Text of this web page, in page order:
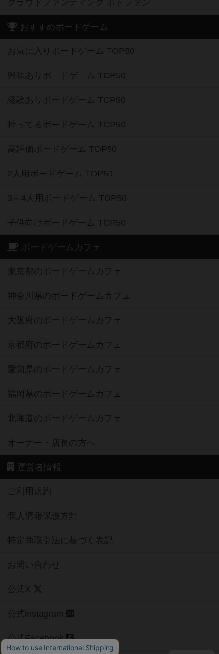
クラウドファンディング ボドファン
おすすめボードゲーム
お気に入りボードゲーム TOP50
興味ありボードゲーム TOP50
経験ありボードゲーム TOP50
持ってるボードゲーム TOP50
高評価ボードゲーム TOP50
2人用ボードゲーム TOP50
3～4人用ボードゲーム TOP50
子供向けボードゲーム TOP50
ボードゲームカフェ
東京都のボードゲームカフェ
神奈川県のボードゲームカフェ
大阪府のボードゲームカフェ
京都府のボードゲームカフェ
愛知県のボードゲームカフェ
福岡県のボードゲームカフェ
北海道のボードゲームカフェ
オーナー・店長の方へ
運営者情報
ご利用規約
個人情報保護方針
特定商取引法に基づく表記
お問い合わせ
公式X
公式instagram
公式Facebook